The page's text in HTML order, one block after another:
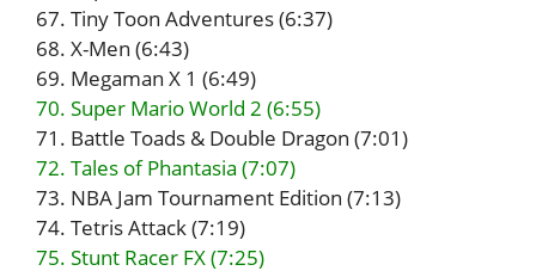
67. Tiny Toon Adventures (6:37)
68. X-Men (6:43)
69. Megaman X 1 (6:49)
70. Super Mario World 2 (6:55)
71. Battle Toads & Double Dragon (7:01)
72. Tales of Phantasia (7:07)
73. NBA Jam Tournament Edition (7:13)
74. Tetris Attack (7:19)
75. Stunt Racer FX (7:25)